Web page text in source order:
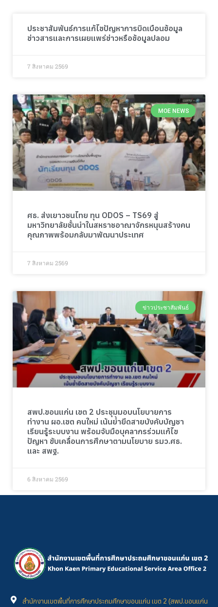
ประชาสัมพันธ์การแก้ไขปัญหาการบิดเบือนข้อมูล
ข่าวสารและการเผยแพร่ข่าวหรือข้อมูลปลอม
7 สิงหาคม 2569
MOE NEWS
ศธ. ส่งเยาวชนไทย ทุน ODOS – TS69 สู่
มหาวิทยาลัยชั้นนำในสหราชอาณาจักรหนุนสร้างคน
คุณภาพพร้อมกลับมาพัฒนาประเทศ
7 สิงหาคม 2569
ข่าวประชาสัมพันธ์
สพป.ขอนแก่น เขต 2 ประชุมมอบนโยบายการ
ทำงาน ผอ.เขต คนใหม่ เน้นย้ำยึดสายบังคับบัญชา
เรียนรู้ระบบงาน พร้อมจับมือบุคลากรร่วมแก้ไข
ปัญหา ขับเคลื่อนการศึกษาตามนโยบาย รมว.ศธ.
และ สพฐ.
6 สิงหาคม 2569
สำนักงานเขตพื้นที่การศึกษาประถมศึกษาขอนแก่น เขต 2 (สพป.ขอนแก่น